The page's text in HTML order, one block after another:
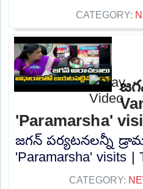
CATEGORY:
'Paramarsha'
జగన్ పర్యటనలన్నీ
'Paramarsha' visits |
CATEGORY: